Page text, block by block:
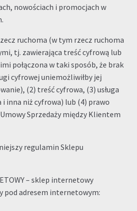
nowościach i promocjach w
ruchoma (w tym rzecz ruchoma
tj. zawierająca treść cyfrową lub
połączona w taki sposób, że brak
cyfrowej uniemożliwiłby jej
(2) treść cyfrowa, (3) usługa
i inna niż cyfrowa) lub (4) prawo
Sprzedaży między Klientem
regulamin Sklepu
– sklep internetowy
pod adresem internetowym: